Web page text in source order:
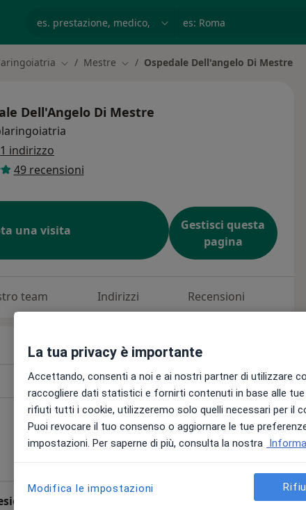
Cambia città
Mestre Cambia città
Ospedale Dell'angelo Di Mestre
Dell'Angelo Di Mestre
1 indirizzo
49 recensioni
una visita
Gestisci questa
pagina
team Indirizzi Recensioni
Prenota
della cute
La tua privacy è importante
Accettando, consenti a noi e ai nostri partner di utilizzare
raccogliere dati statistici e fornirti contenuti in base alle tue
rifiuti tutti i cookie, utilizzeremo solo quelli necessari per il
Puoi revocare il tuo consenso o aggiornare le tue
impostazioni. Per saperne di più, consulta la nostra
Modifica le impostazioni